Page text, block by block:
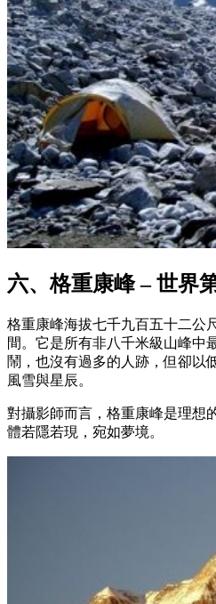
六、格重康峰‌ – 世界
格重康峰‌海拔七千九百五十二公
間。它是所有非八千米級山峰中
鬧，也沒有過多的人跡，但卻以
風雪與星辰。
對攝影師而言，格重康峰‌是理想
體若隱若現，宛如夢境。